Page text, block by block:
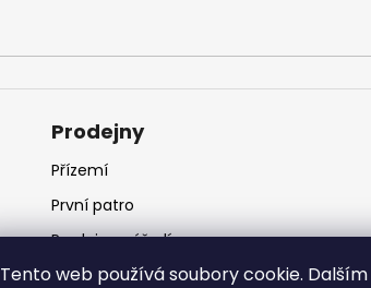
Tento web používá soubory cookie. Dalším
Prodejny
Přízemí
První patro
Prodejna nářadí
Prodejna krmiv